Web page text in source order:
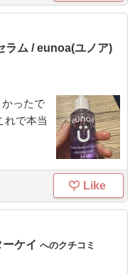
ラム / eunoa(ユノア)
ったで
れで本当
Like
ケイ へのクチコミ